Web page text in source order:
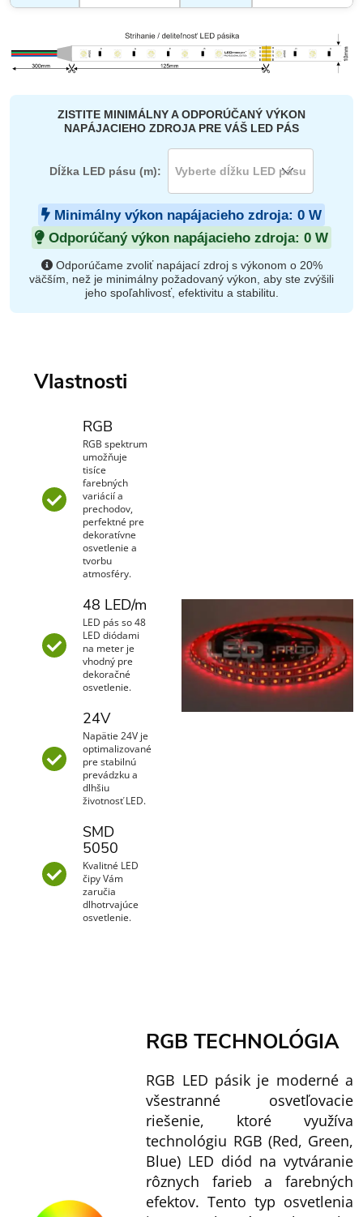
ZISTITE MINIMÁLNY A ODPORÚČANÝ VÝKON
NAPÁJACIEHO ZDROJA PRE VÁŠ LED PÁS
Dĺžka LED pásu (m):
Minimálny výkon napájacieho zdroja: 0 W
Odporúčaný výkon napájacieho zdroja: 0 W
Odporúčame zvoliť napájací zdroj s výkonom o 20%
väčším, než je minimálny požadovaný výkon, aby ste zvýšili
jeho spoľahlivosť, efektivitu a stabilitu.
Vlastnosti
RGB
RGB spektrum
umožňuje
tisíce
farebných
variácií a
prechodov,
perfektné pre
dekoratívne
osvetlenie a
tvorbu
atmosféry.
48 LED/m
LED pás so 48
LED diódami
na meter je
vhodný pre
dekoračné
osvetlenie.
24V
Napätie 24V je
optimalizované
pre stabilnú
prevádzku a
dlhšiu
životnosť LED.
SMD
5050
Kvalitné LED
čipy Vám
zaručia
dlhotrvajúce
osvetlenie.
RGB TECHNOLÓGIA
RGB LED pásik je moderné a
všestranné osvetľovacie
riešenie, ktoré využíva
technológiu RGB (Red, Green,
Blue) LED diód na vytváranie
rôznych farieb a farebných
efektov. Tento typ osvetlenia